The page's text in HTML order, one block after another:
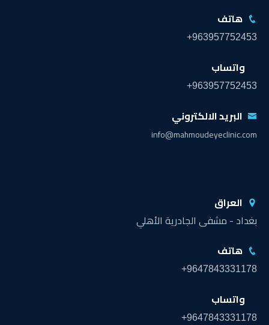
هاتف
+963957752453
واتساب
+963957752453
البريد الالكتروني
info@mahmoudeyeclinic.com
العراق
بغداد - مشفى الجادرية الأهلي
هاتف
+9647843331178
واتساب
+9647843331178